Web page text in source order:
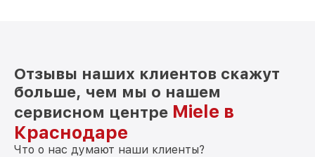
Отзывы наших клиентов скажут
больше, чем мы о нашем
сервисном центре Miele в
Краснодаре
Что о нас думают наши клиенты?